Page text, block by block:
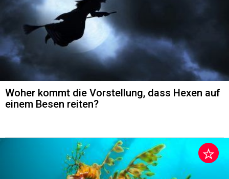
Woher kommt die Vorstellung, dass Hexen auf
einem Besen reiten?